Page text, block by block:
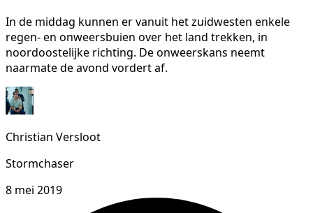
In de middag kunnen er vanuit het zuidwesten enkele
regen- en onweersbuien over het land trekken, in
noordoostelijke richting. De onweerskans neemt
naarmate de avond vordert af.
Christian Versloot
Stormchaser
8 mei 2019